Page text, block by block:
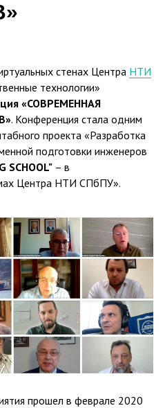
стенах Центра НТИ
технологии»
«СОВРЕМЕННАЯ
. Конференция стала одним
проекта «Разработка
подготовки инженеров
SCHOOL" – в
Центра НТИ СПбПУ».
прошел в феврале 2020